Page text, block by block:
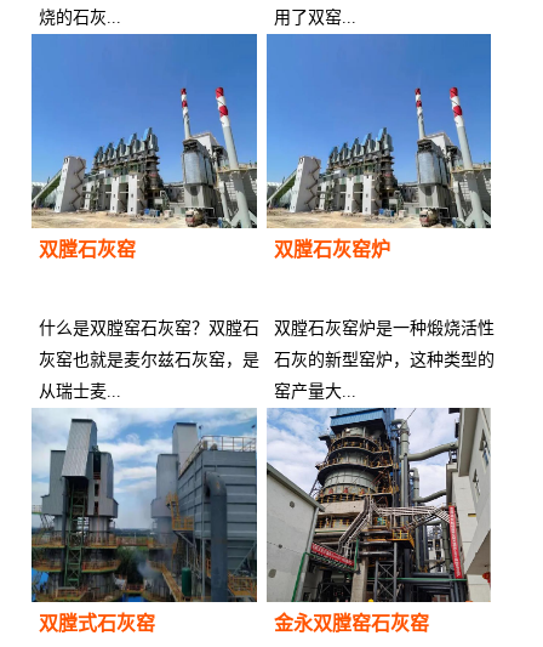
烧的石灰...
用了双窑...
双膛石灰窑
什么是双膛窑石灰窑？双膛石
灰窑也就是麦尔兹石灰窑，是
从瑞士麦...
供应商：
双膛石灰窑炉
双膛石灰窑炉是一种煅烧活性
石灰的新型窑炉，这种类型的
窑产量大...
供应商：
双膛式石灰窑 金永双膛窑石灰窑